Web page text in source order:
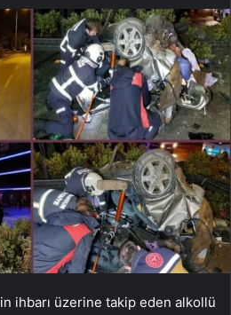
ihbarı üzerine takip eden alkollü